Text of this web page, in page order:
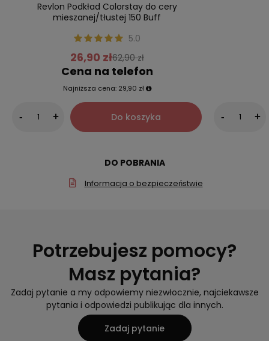
Revlon Podkład Colorstay do cery
mieszanej/tłustej 150 Buff
5.0
26,90 zł62,90 zł
Cena na telefon
Najniższa cena: 29,90 zł
- + Do koszyka - +
DO POBRANIA
Informacja o bezpieczeństwie
Potrzebujesz pomocy?
Masz pytania?
Zadaj pytanie a my odpowiemy niezwłocznie, najciekawsze
pytania i odpowiedzi publikując dla innych.
Zadaj pytanie